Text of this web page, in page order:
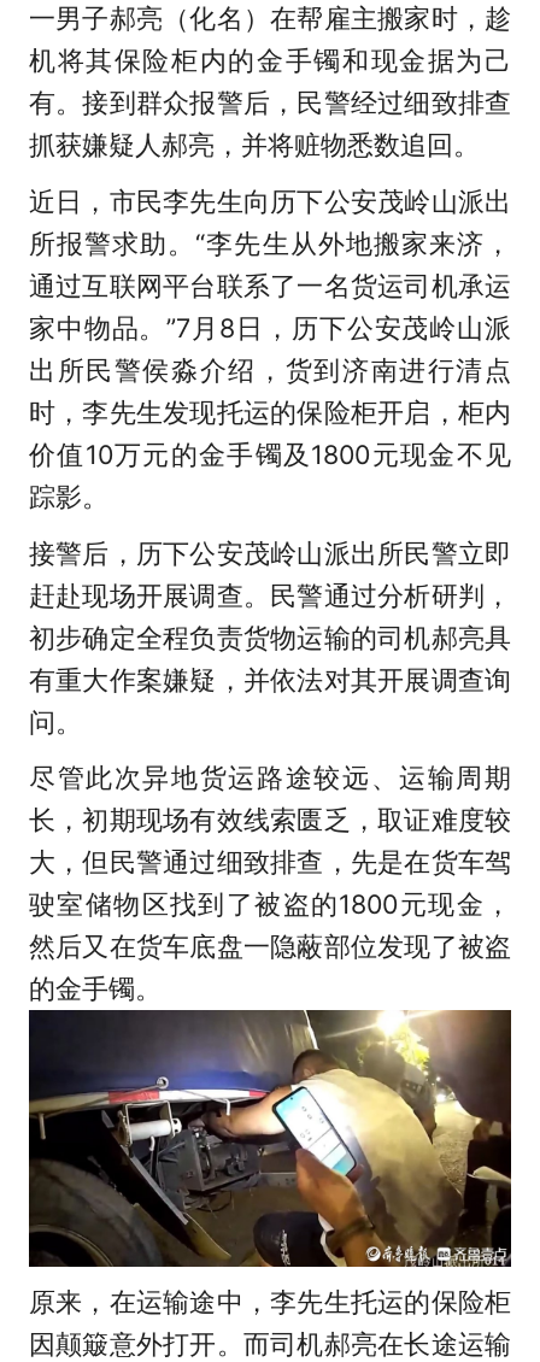
一男子郝亮（化名）在帮雇主搬家时，趁
机将其保险柜内的金手镯和现金据为己
有。接到群众报警后，民警经过细致排查
抓获嫌疑人郝亮，并将赃物悉数追回。
近日，市民李先生向历下公安茂岭山派出
所报警求助。“李先生从外地搬家来济，
通过互联网平台联系了一名货运司机承运
家中物品。”7月8日，历下公安茂岭山派
出所民警侯淼介绍，货到济南进行清点
时，李先生发现托运的保险柜开启，柜内
价值10万元的金手镯及1800元现金不见
踪影。
接警后，历下公安茂岭山派出所民警立即
赶赴现场开展调查。民警通过分析研判，
初步确定全程负责货物运输的司机郝亮具
有重大作案嫌疑，并依法对其开展调查询
问。
尽管此次异地货运路途较远、运输周期
长，初期现场有效线索匮乏，取证难度较
大，但民警通过细致排查，先是在货车驾
驶室储物区找到了被盗的1800元现金，
然后又在货车底盘一隐蔽部位发现了被盗
的金手镯。
原来，在运输途中，李先生托运的保险柜
因颠簸意外打开。而司机郝亮在长途运输